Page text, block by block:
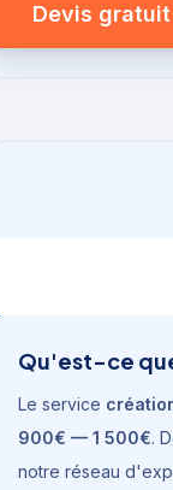
Devis gratuit
Qu'est-ce
Le service
900€ — 1 500€.
notre réseau